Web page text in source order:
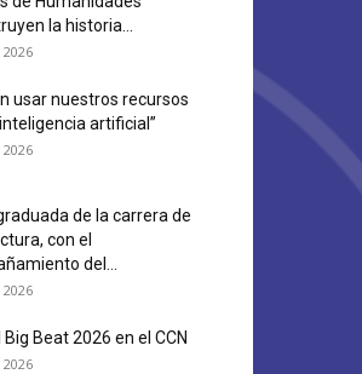
la historia...
usar nuestros recursos
artificial”
de la carrera de
con el
del...
Big Beat 2026 en el CCN